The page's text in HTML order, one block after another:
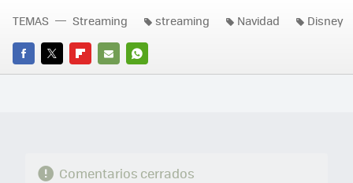
FACEBOOK
TWITTERFLIPBOARD
E-
WHATSAPP
TEMAS Streaming streaming Navidad Disney
Comentarios cerrados